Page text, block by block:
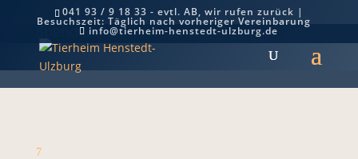
041 93 / 9 18 33 - evtl. AB, wir rufen zurück |
Besuchszeit: Täglich nach vorheriger Vereinbarung
info@tierheim-henstedt-ulzburg.de
Spendenaktion Rinderohr.de
7